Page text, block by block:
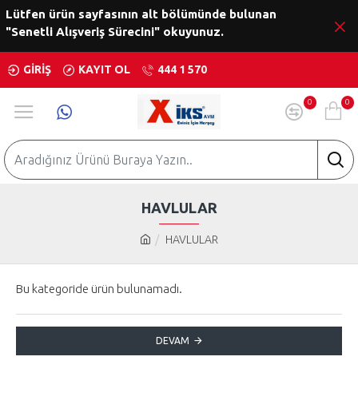
Lütfen ürün sayfasının alt bölümünde bulunan
"Senetli Alışveriş Sürecini" okuyunuz.
GIRIŞ KAYIT OL 444 1 570
0 0
HAVLULAR
HAVLULAR
Bu kategoride ürün bulunamadı.
DEVAM